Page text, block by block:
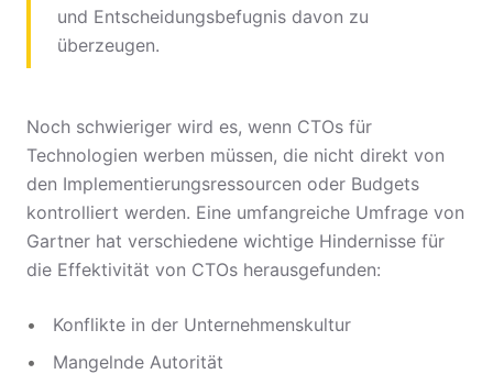
und Entscheidungsbefugnis davon zu
überzeugen.
Noch schwieriger wird es, wenn CTOs für
Technologien werben müssen, die nicht direkt von
den Implementierungsressourcen oder Budgets
kontrolliert werden. Eine umfangreiche Umfrage von
Gartner hat verschiedene wichtige Hindernisse für
die Effektivität von CTOs herausgefunden:
Konflikte in der Unternehmenskultur
Mangelnde Autorität